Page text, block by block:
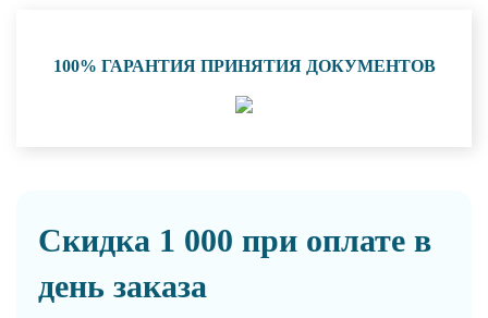
100% ГАРАНТИЯ ПРИНЯТИЯ ДОКУМЕНТОВ
Скидка 1 000 при оплате в
день заказа